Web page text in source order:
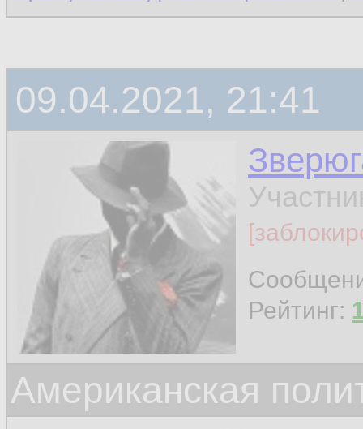
09.04.2021, 21:41
Рейтинг:
Американская